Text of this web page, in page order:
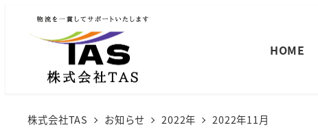
HOME
株式会社TAS お知らせ 2022年 2022年11月